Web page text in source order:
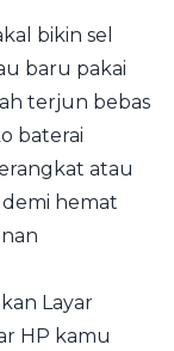
bikin sel
baru pakai
terjun bebas
baterai
atau
hemat
Layar
HP kamu